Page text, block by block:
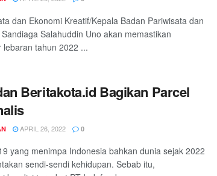
dan Ekonomi Kreatif/Kepala Badan Pariwisata dan
Salahuddin Uno akan memastikan
lebaran tahun 2022 ...
Beritakota.id Bagikan Parcel
APRIL 26, 2022 0
yang menimpa Indonesia bahkan dunia sejak 2022
sendi-sendi kehidupan. Sebab itu,